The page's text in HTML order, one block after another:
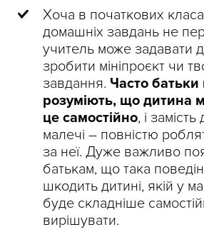
Хоча в початкових
домашніх завдань не
учитель може задавати
зробити мініпроєкт чи
завдання. Часто батьки
розуміють, що дитина
це самостійно, і
малечі – повністю
за неї. Дуже важливо
батькам, що така
шкодить дитині, якій у
буде складніше
вирішувати.